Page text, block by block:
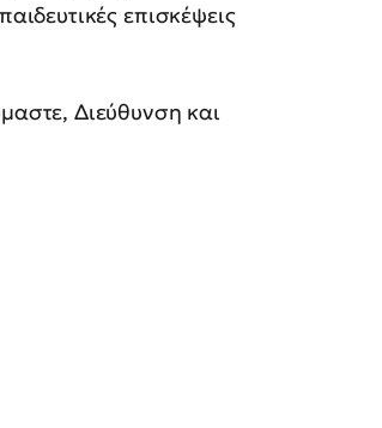
επισκέψεις
Διεύθυνση και